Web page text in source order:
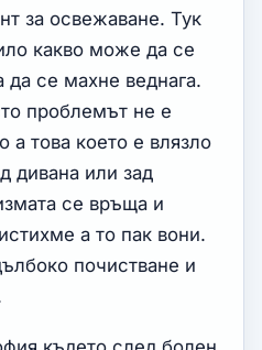
за освежаване. Тук
какво може да се
да се махне веднага.
проблемът не е
а това което е влязло
дивана или зад
се връща и
а то пак вони.
почистване и